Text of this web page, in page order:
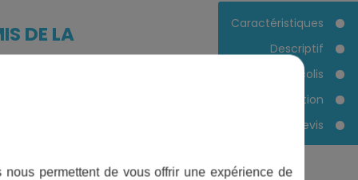
Caractéristiques
Descriptif
Contenu du colis
Documentation
Devis
DE LA
permettent de vous offrir une expérience de